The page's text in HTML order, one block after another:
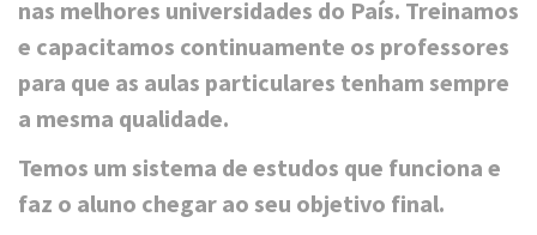
nas melhores universidades do País. Treinamos
e capacitamos continuamente os professores
para que as aulas particulares tenham sempre
a mesma qualidade.
Temos um sistema de estudos que funciona e
faz o aluno chegar ao seu objetivo final.